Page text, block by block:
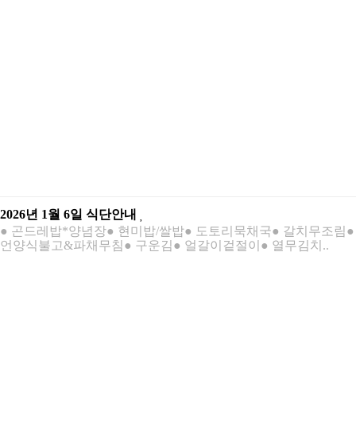
2026년 1월 6일 식단안내
● 곤드레밥*양념장● 현미밥/쌀밥● 도토리묵채국● 갈치무조림●
언양식불고&파채무침● 구운김● 얼갈이겉절이● 열무김치..